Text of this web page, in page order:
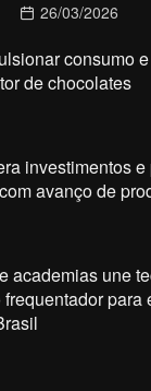
26/03/2026
consumo
de chocolates
investimentos
avanço de
academias une
para